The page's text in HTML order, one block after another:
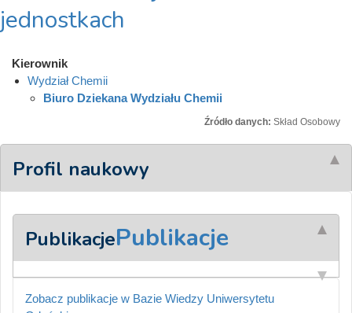
jednostkach
Kierownik
Wydział Chemii
Biuro Dziekana Wydziału Chemii
Źródło danych: Skład Osobowy
Profil naukowy
PublikacjePublikacje
Zobacz publikacje w Bazie Wiedzy Uniwersytetu